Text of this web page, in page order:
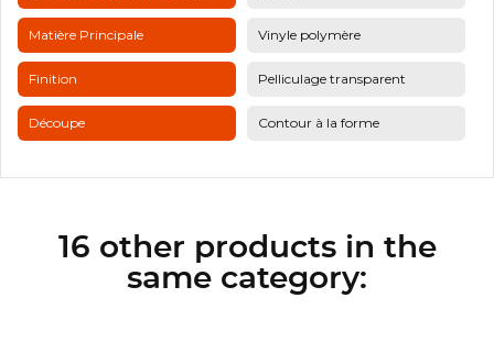
Matière Principale Vinyle polymère
Finition Pelliculage transparent
Découpe Contour à la forme
16 other products in the
same category: